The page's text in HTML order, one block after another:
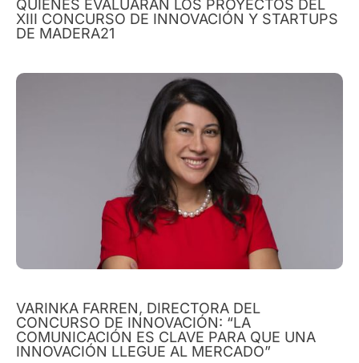
QUIÉNES EVALUARÁN LOS PROYECTOS DEL
XIII CONCURSO DE INNOVACIÓN Y STARTUPS
DE MADERA21
VARINKA FARREN, DIRECTORA DEL
CONCURSO DE INNOVACIÓN: “LA
COMUNICACIÓN ES CLAVE PARA QUE UNA
INNOVACIÓN LLEGUE AL MERCADO”